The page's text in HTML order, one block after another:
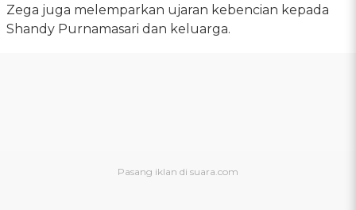
Zega juga melemparkan ujaran kebencian kepada
Shandy Purnamasari dan keluarga.